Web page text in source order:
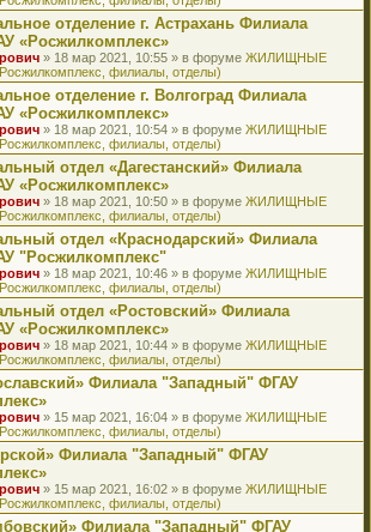
отделение г. Астрахань Филиала
«Росжилкомплекс»
» 18 мар 2021, 10:55 » в форуме ЖИЛИЩНЫЕ
филиалы, отделы)
отделение г. Волгоград Филиала
«Росжилкомплекс»
» 18 мар 2021, 10:54 » в форуме ЖИЛИЩНЫЕ
филиалы, отделы)
отдел «Дагестанский» Филиала
«Росжилкомплекс»
» 18 мар 2021, 10:50 » в форуме ЖИЛИЩНЫЕ
филиалы, отделы)
отдел «Краснодарский» Филиала
"Росжилкомплекс"
» 18 мар 2021, 10:46 » в форуме ЖИЛИЩНЫЕ
филиалы, отделы)
отдел «Ростовский» Филиала
«Росжилкомплекс»
» 18 мар 2021, 10:44 » в форуме ЖИЛИЩНЫЕ
филиалы, отделы)
Филиала "Западный" ФГАУ
» 15 мар 2021, 16:04 » в форуме ЖИЛИЩНЫЕ
филиалы, отделы)
Филиала "Западный" ФГАУ
» 15 мар 2021, 16:02 » в форуме ЖИЛИЩНЫЕ
филиалы, отделы)
Филиала "Западный" ФГАУ